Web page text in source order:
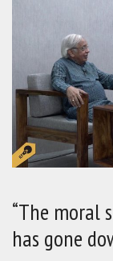
“The
has gone